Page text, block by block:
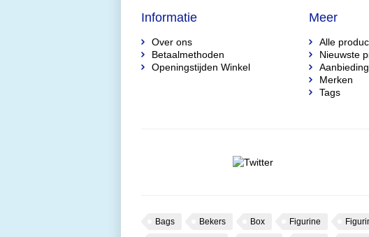
Informatie
Over ons
Betaalmethoden
Openingstijden Winkel
Meer
Alle
Nieuwste
Merken
Tags
Bags Bekers Box Figurine